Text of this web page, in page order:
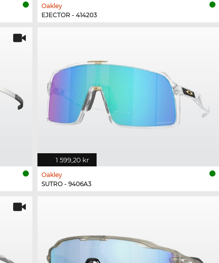
Oakley
EJECTOR - 414203
1 599,20 kr
Oakley
SUTRO - 9406A3